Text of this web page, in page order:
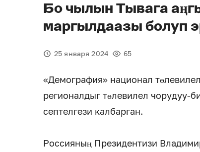
Бо чылын Тывага
маргылдаазы болуп
25 января 2024 65
«Демография» национал
регионалдыг төлевилел чорудуу-
септелгези калбарган.
Россияның Президентизи